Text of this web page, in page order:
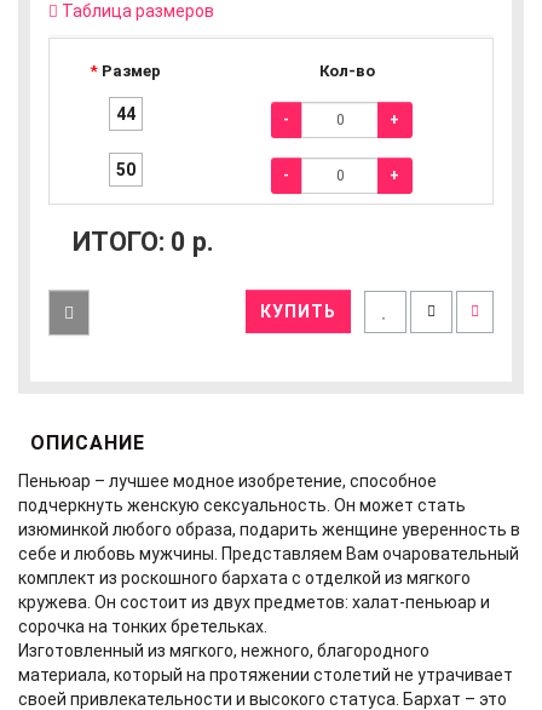
Таблица размеров
Размер Кол-во
44 - +
50 - +
ИТОГО: 0 р.
КУПИТЬ
ОПИСАНИЕ
Пеньюар – лучшее модное изобретение, способное
подчеркнуть женскую сексуальность. Он может стать
изюминкой любого образа, подарить женщине уверенность в
себе и любовь мужчины. Представляем Вам очаровательный
комплект из роскошного бархата с отделкой из мягкого
кружева. Он состоит из двух предметов: халат-пеньюар и
сорочка на тонких бретельках.
Изготовленный из мягкого, нежного, благородного
материала, который на протяжении столетий не утрачивает
своей привлекательности и высокого статуса. Бархат – это